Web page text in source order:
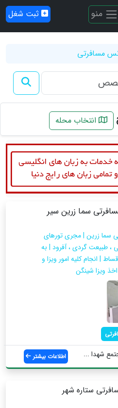
منو ثبت شغل
مسافرتی
انتخاب محله
سما زرین سیر
سما زرین | مجری تورهای
، طبیعت گردی ، آفرود | به
| انجام کلیه امور ویزا و
ویزا شینگن
شهدا ... اطلاعات بیشتر
ستاره شهر